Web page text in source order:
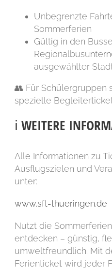
Unbegrenzte
Sommerferien
Gültig in den
ausgewählter
👥 Für Schülergruppen
spezielle
ℹ️ WEITERE
Alle Informationen zu
Ausflugszielen und
unter:
www.sft-thueringen.de
Nutzt die
entdecken – günstig,
umweltfreundlich. Mit
Ferienticket wird jeder